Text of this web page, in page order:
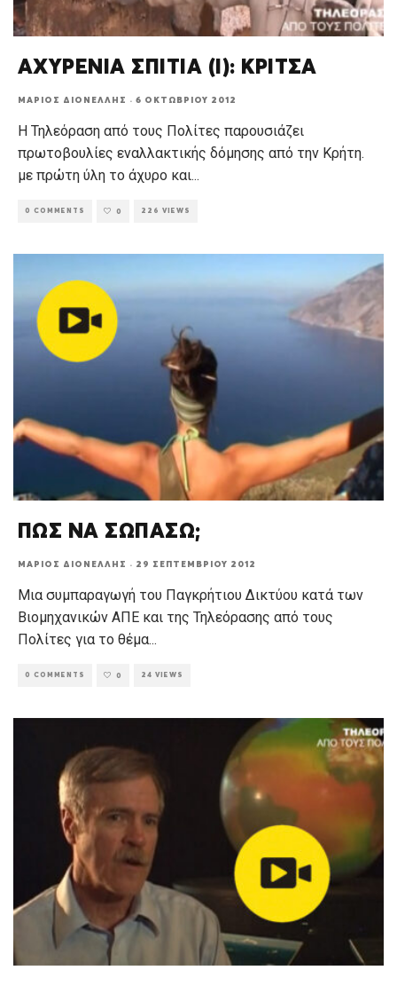
ΑΧΥΡΕΝΙΑ ΣΠΙΤΙΑ (Ι): ΚΡΙΤΣΑ
ΜΆΡΙΟΣ ΔΙΟΝΈΛΛΗΣ · 6 ΟΚΤΩΒΡΊΟΥ 2012
Η Τηλεόραση από τους Πολίτες παρουσιάζει
πρωτοβουλίες εναλλακτικής δόμησης από την Κρήτη.
με πρώτη ύλη το άχυρο και...
0 COMMENTS 0 226 VIEWS
ΠΩΣ ΝΑ ΣΩΠΑΣΩ;
ΜΆΡΙΟΣ ΔΙΟΝΈΛΛΗΣ · 29 ΣΕΠΤΕΜΒΡΊΟΥ 2012
Μια συμπαραγωγή του Παγκρήτιου Δικτύου κατά των
Βιομηχανικών ΑΠΕ και της Τηλεόρασης από τους
Πολίτες για το θέμα...
0 COMMENTS 0 24 VIEWS